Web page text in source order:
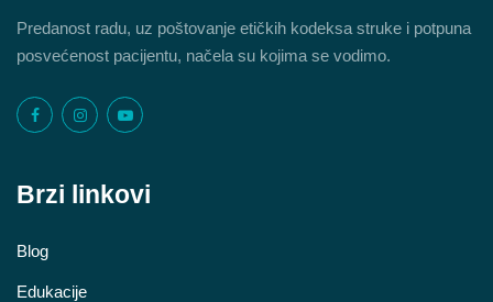
Predanost radu, uz poštovanje etičkih kodeksa struke i potpuna
posvećenost pacijentu, načela su kojima se vodimo.
Brzi linkovi
Blog
Edukacije